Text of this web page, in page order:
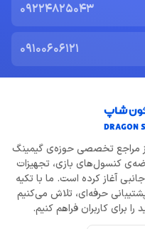
09224825043
09100606121
به‌عنوان یکی از مراجع تخصصی حوزه‌ی گیمینگ
کنسول‌های بازی، تجهیزات
آغاز کرده است. ما با تکیه
حرفه‌ای، تلاش می‌کنیم
برای کاربران فراهم کنیم.